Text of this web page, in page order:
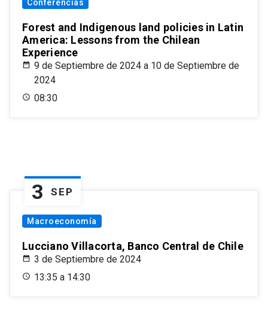
Conferencias
Forest and Indigenous land policies in Latin
America: Lessons from the Chilean
Experience
9 de Septiembre de 2024 a 10 de Septiembre de
2024
08:30
3 SEP
Macroeconomía
Lucciano Villacorta, Banco Central de Chile
3 de Septiembre de 2024
13:35 a 14:30